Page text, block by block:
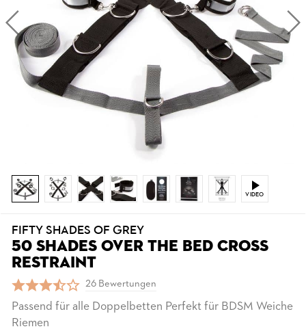
VIDEO
FIFTY SHADES OF GREY
50 SHADES OVER THE BED CROSS
RESTRAINT
26 Bewertungen
Passend für alle Doppelbetten Perfekt für BDSM Weiche
Riemen